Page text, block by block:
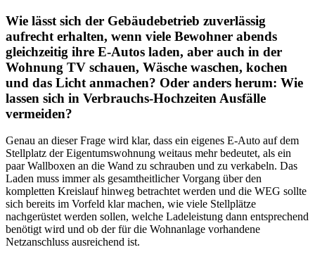
Wie lässt sich der Gebäudebetrieb zuverlässig
aufrecht erhalten, wenn viele Bewohner abends
gleichzeitig ihre E-Autos laden, aber auch in der
Wohnung TV schauen, Wäsche waschen, kochen
und das Licht anmachen? Oder anders herum: Wie
lassen sich in Verbrauchs-Hochzeiten Ausfälle
vermeiden?
Genau an dieser Frage wird klar, dass ein eigenes E-Auto auf dem
Stellplatz der Eigentumswohnung weitaus mehr bedeutet, als ein
paar Wallboxen an die Wand zu schrauben und zu verkabeln. Das
Laden muss immer als gesamtheitlicher Vorgang über den
kompletten Kreislauf hinweg betrachtet werden und die WEG sollte
sich bereits im Vorfeld klar machen, wie viele Stellplätze
nachgerüstet werden sollen, welche Ladeleistung dann entsprechend
benötigt wird und ob der für die Wohnanlage vorhandene
Netzanschluss ausreichend ist.